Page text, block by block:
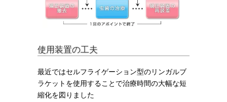
使用装置の工夫
最近ではセルフライゲーション型のリンガルブ
ラケットを使用することで治療時間の大幅な短
縮化を図りました